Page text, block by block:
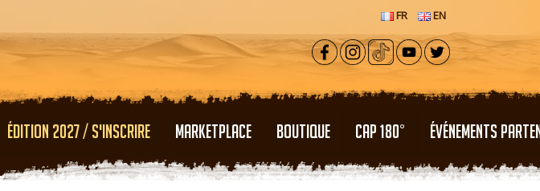
FR EN
ÉDITION 2027 / S'INSCRIRE MARKETPLACE BOUTIQUE CAP 180° ÉVÉNEMENTS